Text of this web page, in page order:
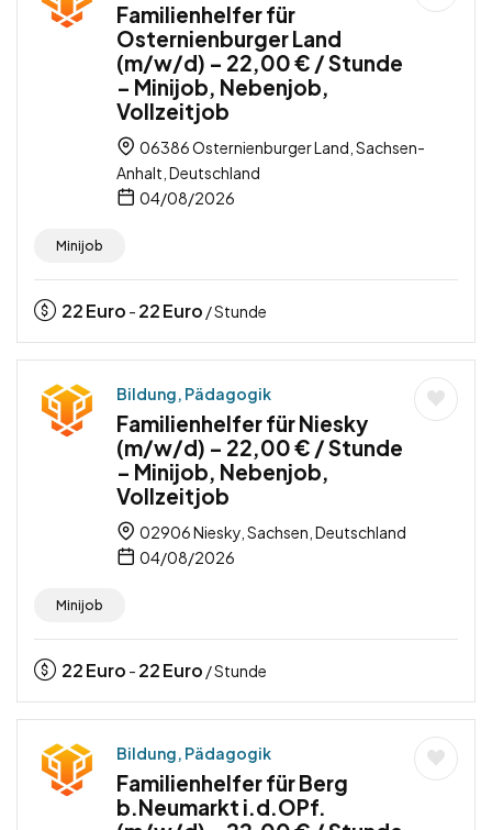
Familienhelfer für
Osternienburger Land
(m/w/d) – 22,00 € / Stunde
– Minijob, Nebenjob,
Vollzeitjob
06386 Osternienburger Land, Sachsen-
Anhalt, Deutschland
04/08/2026
Minijob
22Euro - 22Euro / Stunde
Bildung, Pädagogik
Familienhelfer für Niesky
(m/w/d) – 22,00 € / Stunde
– Minijob, Nebenjob,
Vollzeitjob
02906 Niesky, Sachsen, Deutschland
04/08/2026
Minijob
22Euro - 22Euro / Stunde
Bildung, Pädagogik
Familienhelfer für Berg
b.Neumarkt i.d.OPf.